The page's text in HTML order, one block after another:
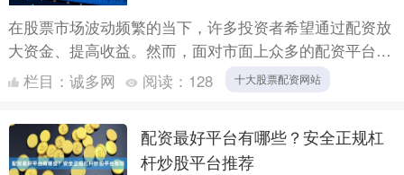
在股票市场波动频繁的当下，许多投资者希望通过配资放
大资金、提高收益。然而，面对市面上众多的配资平台，
如何分辨正规与否、选择靠谱的配资门户，成为投资者最
关心的问题....
栏目： 诚多网 阅读： 128 十大股票配资网站
配资最好平台有哪些？安全正规杠
杆炒股平台推荐